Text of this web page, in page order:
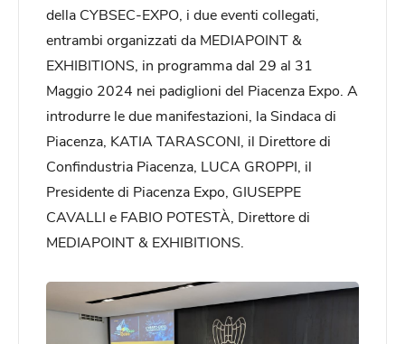
della CYBSEC-EXPO, i due eventi collegati,
entrambi organizzati da MEDIAPOINT &
EXHIBITIONS, in programma dal 29 al 31
Maggio 2024 nei padiglioni del Piacenza Expo. A
introdurre le due manifestazioni, la Sindaca di
Piacenza, KATIA TARASCONI, il Direttore di
Confindustria Piacenza, LUCA GROPPI, il
Presidente di Piacenza Expo, GIUSEPPE
CAVALLI e FABIO POTESTÀ, Direttore di
MEDIAPOINT & EXHIBITIONS.